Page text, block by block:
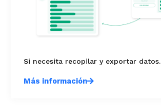
Si necesita recopilar y exportar datos.
Más información